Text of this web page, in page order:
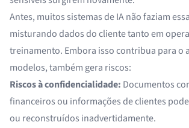
Antes, muitos sistemas de IA não faziam
misturando dados do cliente tanto em
treinamento. Embora isso contribua para o
modelos, também gera riscos:
Riscos à confidencialidade: Documentos
financeiros ou informações de clientes
ou reconstruídos inadvertidamente.